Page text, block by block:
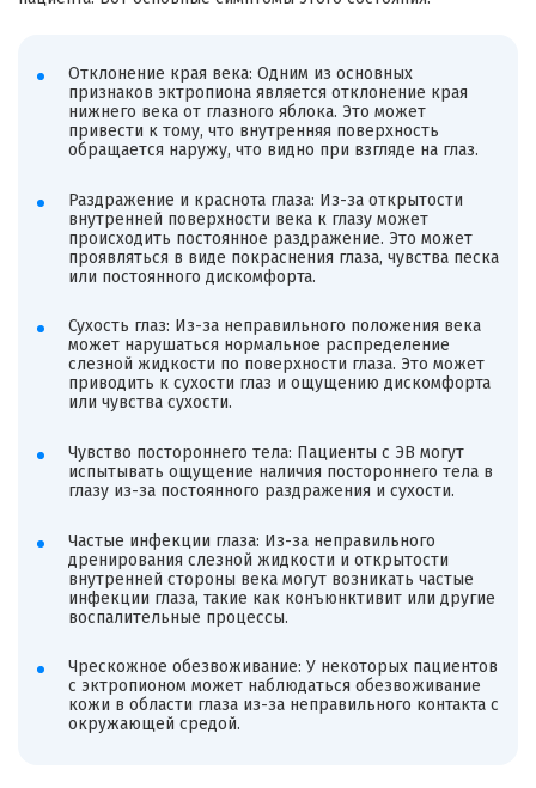
Отклонение края века: Одним из основных
признаков эктропиона является отклонение края
нижнего века от глазного яблока. Это может
привести к тому, что внутренняя поверхность
обращается наружу, что видно при взгляде на глаз.
Раздражение и краснота глаза: Из-за открытости
внутренней поверхности века к глазу может
происходить постоянное раздражение. Это может
проявляться в виде покраснения глаза, чувства песка
или постоянного дискомфорта.
Сухость глаз: Из-за неправильного положения века
может нарушаться нормальное распределение
слезной жидкости по поверхности глаза. Это может
приводить к сухости глаз и ощущению дискомфорта
или чувства сухости.
Чувство постороннего тела: Пациенты с ЭВ могут
испытывать ощущение наличия постороннего тела в
глазу из-за постоянного раздражения и сухости.
Частые инфекции глаза: Из-за неправильного
дренирования слезной жидкости и открытости
внутренней стороны века могут возникать частые
инфекции глаза, такие как конъюнктивит или другие
воспалительные процессы.
Чрескожное обезвоживание: У некоторых пациентов
с эктропионом может наблюдаться обезвоживание
кожи в области глаза из-за неправильного контакта с
окружающей средой.